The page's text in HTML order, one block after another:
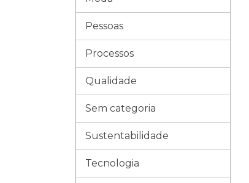
Pessoas
Processos
Qualidade
Sem categoria
Sustentabilidade
Tecnologia